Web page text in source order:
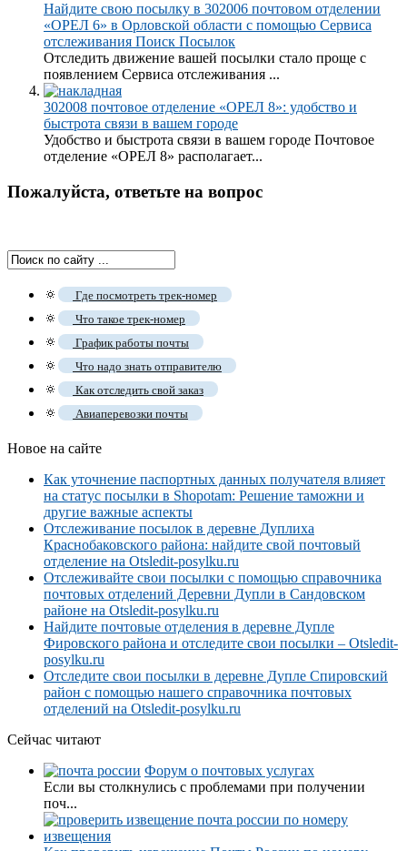
Найдите свою посылку в 302006 почтовом отделении
«ОРЕЛ 6» в Орловской области с помощью Сервиса
отслеживания Поиск Посылок
Отследить движение вашей посылки стало проще с
появлением Сервиса отслеживания ...
302008 почтовое отделение «ОРЕЛ 8»: удобство и
быстрота связи в вашем городе
Удобство и быстрота связи в вашем городе Почтовое
отделение «ОРЕЛ 8» располагает...
Пожалуйста, ответьте на вопрос
🔅 Где посмотреть трек-номер
🔅 Что такое трек-номер
🔅 График работы почты
🔅 Что надо знать отправителю
🔅 Как отследить свой заказ
🔅 Авиаперевозки почты
Новое на сайте
Как уточнение паспортных данных получателя влияет
на статус посылки в Shopotam: Решение таможни и
другие важные аспекты
Отслеживание посылок в деревне Дуплиха
Краснобаковского района: найдите свой почтовый
отделение на Otsledit-posylku.ru
Отслеживайте свои посылки с помощью справочника
почтовых отделений Деревни Дупли в Сандовском
районе на Otsledit-posylku.ru
Найдите почтовые отделения в деревне Дупле
Фировского района и отследите свои посылки – Otsledit-
posylku.ru
Отследите свои посылки в деревне Дупле Спировский
район с помощью нашего справочника почтовых
отделений на Otsledit-posylku.ru
Сейчас читают
Форум о почтовых услугах
Если вы столкнулись с проблемами при получении
поч...